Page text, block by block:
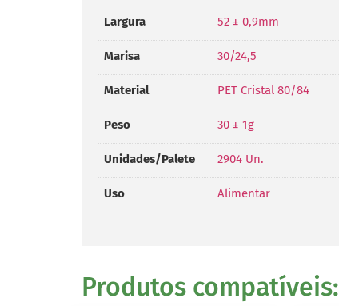
Largura 52 ± 0,9mm
Marisa 30/24,5
Material PET Cristal 80/84
Peso 30 ± 1g
Unidades/Palete 2904 Un.
Uso Alimentar
Produtos compatíveis: